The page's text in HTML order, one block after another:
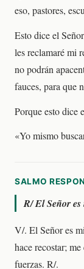
eso, pastores,
Esto dice el
les reclamaré mi
no podrán
fauces, para que
Porque esto dice
«Yo mismo
SALMO
R/El Señor es
V/. El Señor es
hace recostar;
fuerzas. R/.